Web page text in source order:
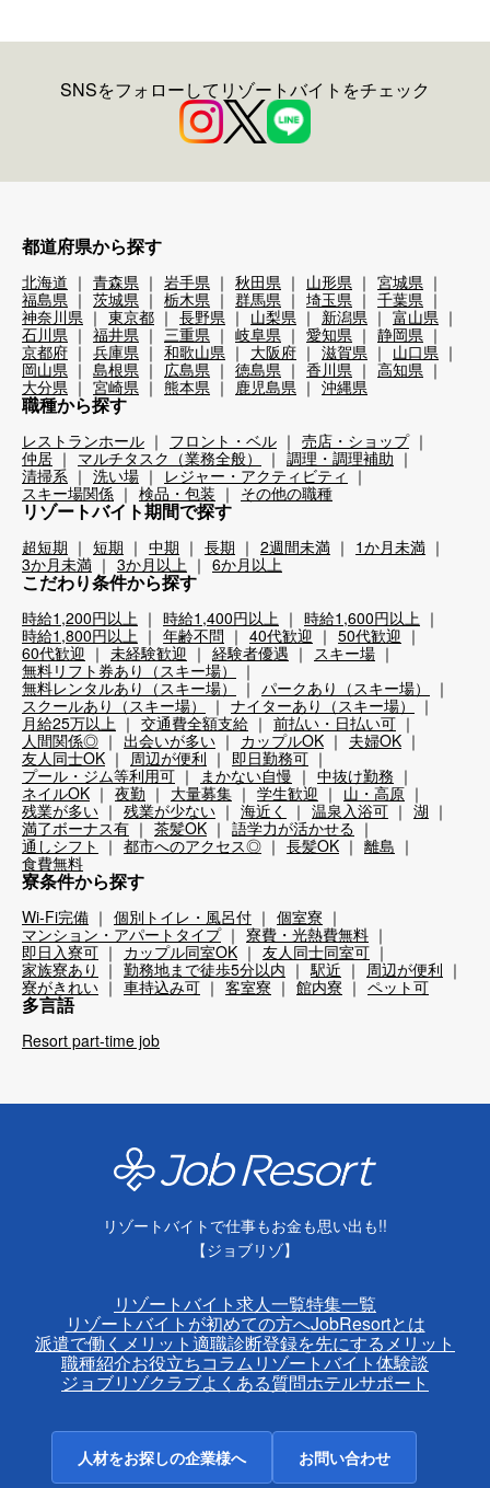
SNSをフォローしてリゾートバイトをチェック
都道府県から探す
北海道 青森県 岩手県 秋田県 山形県
宮城県
福島県
茨城県 栃木県 群馬県 埼玉県
千葉県
神奈川県
東京都 長野県 山梨県 新潟県
富山県
石川県
福井県 三重県 岐阜県 愛知県
静岡県
京都府
兵庫県 和歌山県 大阪府 滋賀県
山口県
岡山県
島根県 広島県 徳島県 香川県
高知県
大分県
宮崎県 熊本県 鹿児島県 沖縄県
職種から探す
レストランホール フロント・ベル
売店・ショップ
仲居
マルチタスク（業務全般）
調理・調理補助
清掃系
洗い場
レジャー・アクティビティ
スキー場関係
検品・包装 その他の職種
リゾートバイト期間で探す
超短期 短期 中期 長期 2週間未満
1か月未満
3か月未満
3か月以上 6か月以上
こだわり条件から探す
時給1,200円以上 時給1,400円以上
時給1,600円以上
時給1,800円以上
年齢不問 40代歓迎
50代歓迎
60代歓迎
未経験歓迎 経験者優遇
スキー場
無料リフト券あり（スキー場）
無料レンタルあり（スキー場）
パークあり（スキー場）
スクールあり（スキー場）
ナイターあり（スキー場）
月給25万以上
交通費全額支給
前払い・日払い可
人間関係◎
出会いが多い カップルOK
夫婦OK
友人同士OK
周辺が便利
即日勤務可
プール・ジム等利用可
まかない自慢
中抜け勤務
ネイルOK
夜勤 大量募集 学生歓迎
山・高原
残業が多い
残業が少ない 海近く 温泉入浴可
湖
満了ボーナス有
茶髪OK
語学力が活かせる
通しシフト
都市へのアクセス◎ 長髪OK
離島
食費無料
寮条件から探す
Wi-Fi完備 個別トイレ・風呂付
個室寮
マンション・アパートタイプ
寮費・光熱費無料
即日入寮可
カップル同室OK
友人同士同室可
家族寮あり
勤務地まで徒歩5分以内 駅近
周辺が便利
寮がきれい
車持込み可 客室寮 館内寮 ペット可
多言語
Resort part-time job
リゾートバイトで仕事もお金も思い出も!!
【ジョブリゾ】
リゾートバイト求人一覧特集一覧
リゾートバイトが初めての方へJobResortとは
派遣で働くメリット適職診断登録を先にするメリット
職種紹介お役立ちコラムリゾートバイト体験談
ジョブリゾクラブよくある質問ホテルサポート
人材をお探しの企業様へ お問い合わせ